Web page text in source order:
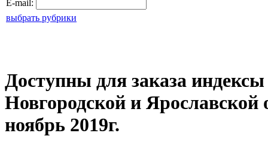
E-mail:
выбрать рубрики
Доступны для заказа индексы
Новгородской и Ярославской
ноябрь 2019г.